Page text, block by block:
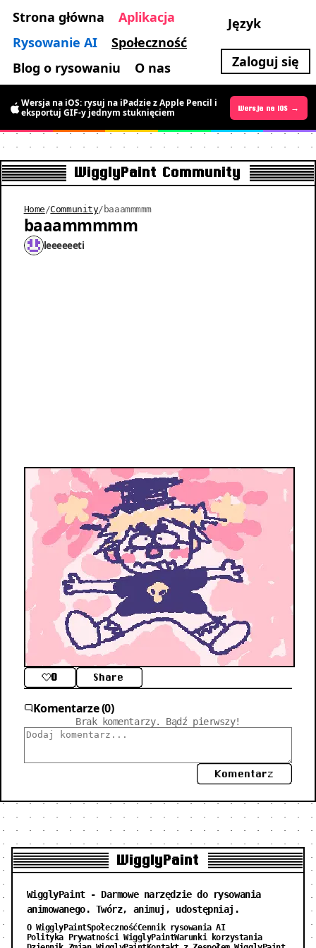
Strona główna
Aplikacja
Rysowanie AI
Społeczność
Blog o rysowaniu
O nas
Język
Zaloguj się
Wersja na Androida →
Wersja na iOS: rysuj na iPadzie z Apple Pencil i
eksportuj GIF-y jednym stuknięciem
Wersja na iOS →
WigglyPaint Community
Home /Community/ baaammmmm
baaammmmm
leeeeeeti
0 Share
Komentarze (0)
Brak komentarzy. Bądź pierwszy!
Komentarz
WigglyPaint
WigglyPaint - Darmowe narzędzie do rysowania
animowanego. Twórz, animuj, udostępniaj.
O WigglyPaintSpołecznośćCennik rysowania AI
Polityka Prywatności WigglyPaintWarunki korzystania